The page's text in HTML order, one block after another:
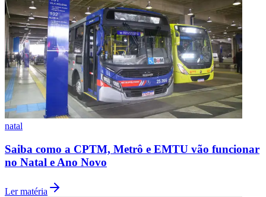
natal
Saiba como a CPTM, Metrô e EMTU vão funcionar
no Natal e Ano Novo
Ler matéria